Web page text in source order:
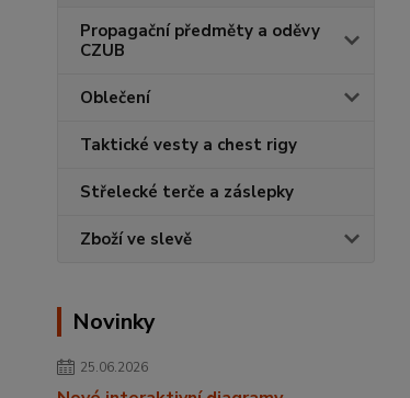
Propagační předměty a oděvy
CZUB
Oblečení
Taktické vesty a chest rigy
Střelecké terče a záslepky
Zboží ve slevě
Novinky
25.06.2026